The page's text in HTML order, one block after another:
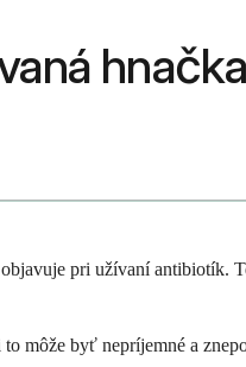
pri užívaní antibiotík.
môže byť nepríjemné a